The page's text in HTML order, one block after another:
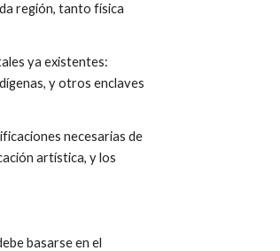
región, tanto física
ya existentes:
y otros enclaves
necesarias de
artística, y los
basarse en el